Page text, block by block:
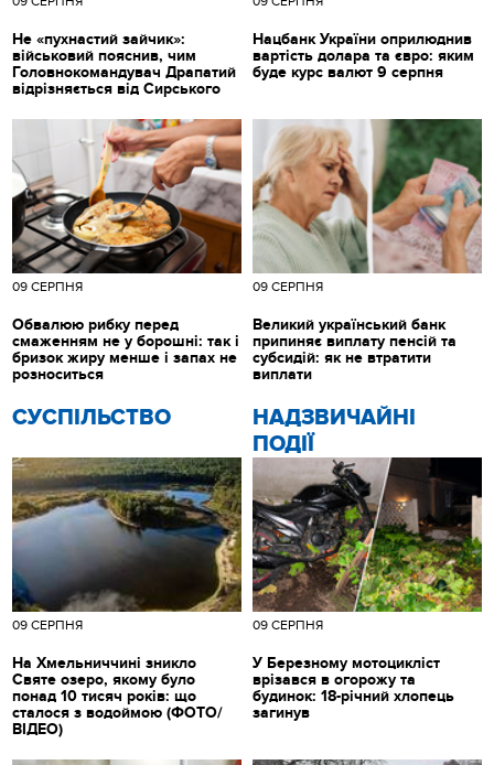
Не «пухнастий зайчик»:
військовий пояснив, чим
Головнокомандувач Драпатий
відрізняється від Сирського
Нацбанк України оприлюднив
вартість долара та євро: яким
буде курс валют 9 серпня
CУСПІЛЬСТВО
09 СЕРПНЯ
На Хмельниччині зникло
Святе озеро, якому було
понад 10 тисяч років: що
сталося з водоймою (ФОТО/
ВІДЕО)
НАДЗВИЧАЙНІ
ПОДІЇ
09 СЕРПНЯ
У Березному мотоцикліст
врізався в огорожу та
будинок: 18-річний хлопець
загинув
09 СЕРПНЯ
Обвалюю рибку перед
смаженням не у борошні: так і
бризок жиру менше і запах не
розноситься
09 СЕРПНЯ
Великий український банк
припиняє виплату пенсій та
субсидій: як не втратити
виплати